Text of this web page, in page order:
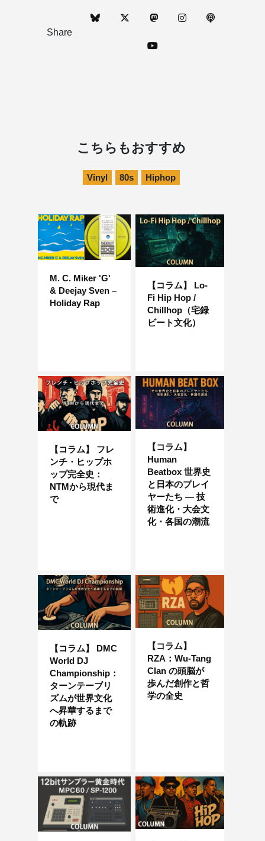
Share
こちらもおすすめ
Vinyl 80s Hiphop
M. C. Miker 'G'
& Deejay Sven –
Holiday Rap
【コラム】 Lo-
Fi Hip Hop /
Chillhop（宅録
ビート文化）
【コラム】 フレ
ンチ・ヒップホ
ップ完全史：
NTMから現代ま
で
【コラム】
Human
Beatbox 世界史
と日本のプレイ
ヤーたち ― 技
術進化・大会文
化・各国の潮流
【コラム】 DMC
World DJ
Championship：
ターンテーブリ
ズムが世界文化
へ昇華するまで
の軌跡
【コラム】
RZA：Wu-Tang
Clan の頭脳が
歩んだ創作と哲
学の全史